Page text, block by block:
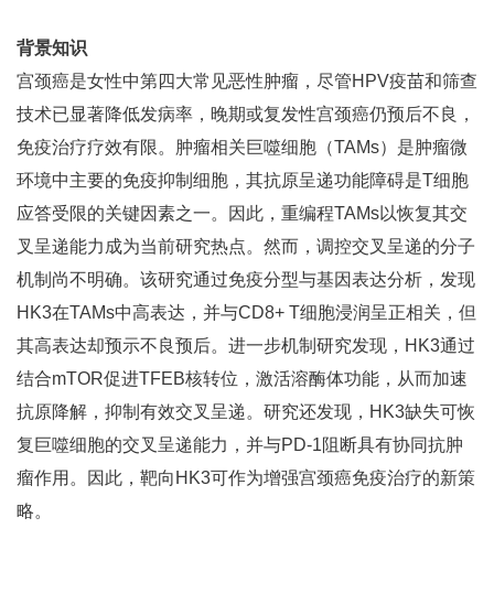
背景知识
宫颈癌是女性中第四大常见恶性肿瘤，尽管HPV疫苗和筛查
技术已显著降低发病率，晚期或复发性宫颈癌仍预后不良，
免疫治疗疗效有限。肿瘤相关巨噬细胞（TAMs）是肿瘤微
环境中主要的免疫抑制细胞，其抗原呈递功能障碍是T细胞
应答受限的关键因素之一。因此，重编程TAMs以恢复其交
叉呈递能力成为当前研究热点。然而，调控交叉呈递的分子
机制尚不明确。该研究通过免疫分型与基因表达分析，发现
HK3在TAMs中高表达，并与CD8+ T细胞浸润呈正相关，但
其高表达却预示不良预后。进一步机制研究发现，HK3通过
结合mTOR促进TFEB核转位，激活溶酶体功能，从而加速
抗原降解，抑制有效交叉呈递。研究还发现，HK3缺失可恢
复巨噬细胞的交叉呈递能力，并与PD-1阻断具有协同抗肿
瘤作用。因此，靶向HK3可作为增强宫颈癌免疫治疗的新策
略。